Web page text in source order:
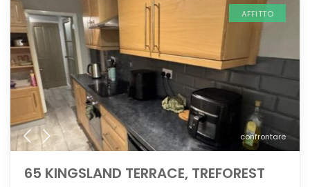
confrontare
AFFITTO
65 KINGSLAND TERRACE, TREFOREST